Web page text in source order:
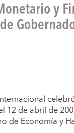
y
12 de abril de
de Economía y